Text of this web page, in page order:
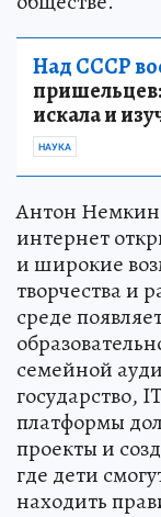
Над СССР
пришельцев:
искала и
НАУКА
Антон Немкин
интернет
и широкие
творчества и
среде
семейной
государство,
платформы
проекты и
где дети
находить